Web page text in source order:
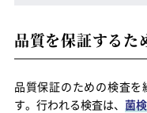
品質を保証するた
品質保証のための検査
す。行われる検査は、 菌